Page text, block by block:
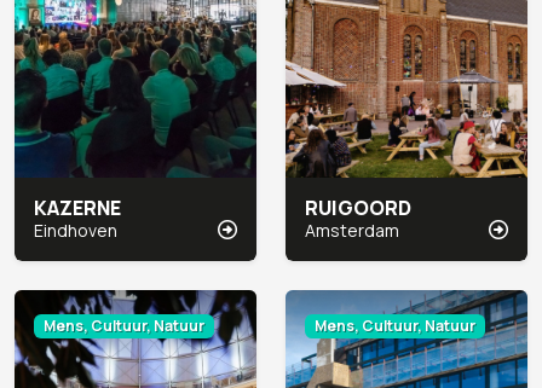
KAZERNE
Eindhoven
RUIGOORD
Amsterdam
Mens, Cultuur, Natuur Mens, Cultuur, Natuur